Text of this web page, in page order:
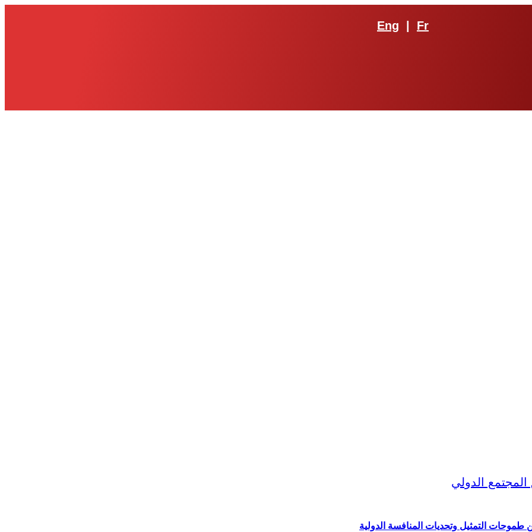
Eng Fr
طموحات التمثيل وتحديات المنافسة الدولية